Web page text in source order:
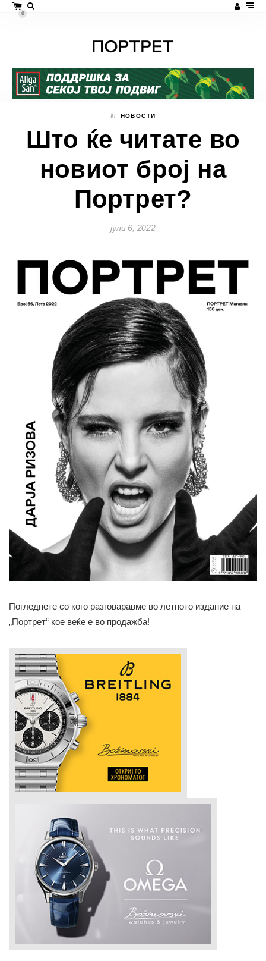
0
In НОВОСТИ
Што ќе читате во
новиот број на
Портрет?
јули 6, 2022
Погледнете со кого разговаравме во летното издание на
„Портрет“ кое веќе е во продажба!